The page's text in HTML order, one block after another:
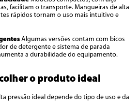
facilitam o transporte. Mangueiras de alta
rápidos tornam o uso mais intuitivo e
Algumas versões contam com bicos
de detergente e sistema de parada
a durabilidade do equipamento.
o produto ideal
pressão ideal depende do tipo de uso e da